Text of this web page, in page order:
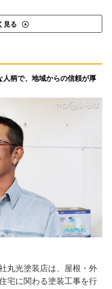
見る
柄で、地域からの信頼が厚
丸光塗装店は、屋根・外
宅に関わる塗装工事を行